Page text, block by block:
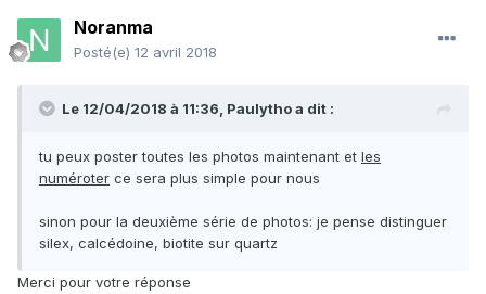
Noranma
Posté(e) 12 avril 2018
Le 12/04/2018 à 11:36, Paulythoa dit :
tu peux poster toutes les photos maintenant et les
numéroter ce sera plus simple pour nous
sinon pour la deuxième série de photos: je pense distinguer
silex, calcédoine, biotite sur quartz
Merci pour votre réponse